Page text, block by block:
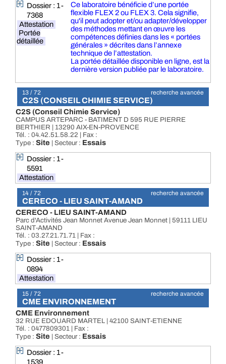
Dossier : 1-
7368
Attestation
Portée
détaillée
Ce laboratoire bénéficie d’une portée
flexible FLEX 2 ou FLEX 3. Cela signifie,
qu'il peut adopter et/ou adapter/développer
des méthodes mettant en œuvre les
compétences définies dans les « portées
générales » décrites dans l’annexe
technique de l’attestation.
La portée détaillée disponible en ligne, est la
dernière version publiée par le laboratoire.
13 / 72 recherche avancée
C2S (CONSEIL CHIMIE SERVICE)
C2S (Conseil Chimie Service)
CAMPUS ARTEPARC - BATIMENT D 595 RUE PIERRE
BERTHIER | 13290 AIX-EN-PROVENCE
Tél. : 04.42.51.58.22 | Fax :
Type : Site | Secteur : Essais
Dossier : 1-
5591
Attestation
14 / 72 recherche avancée
CERECO - LIEU SAINT-AMAND
CERECO - LIEU SAINT-AMAND
Parc d'Activités Jean Monnet Avenue Jean Monnet | 59111 LIEU
SAINT-AMAND
Tél. : 03.27.21.71.71 | Fax :
Type : Site | Secteur : Essais
Dossier : 1-
0894
Attestation
15 / 72 recherche avancée
CME ENVIRONNEMENT
CME Environnement
32 RUE EDOUARD MARTEL | 42100 SAINT-ETIENNE
Tél. : 0477809301 | Fax :
Type : Site | Secteur : Essais
Dossier : 1-
1539